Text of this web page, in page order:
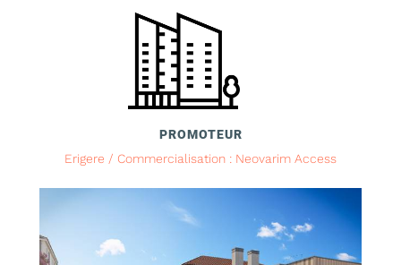
PROMOTEUR
Erigere / Commercialisation : Neovarim Access